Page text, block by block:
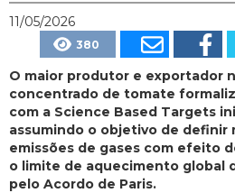
11/05/2026
380
O maior produtor e exportador
concentrado de tomate
com a Science Based Targets
assumindo o objetivo de definir
emissões de gases com efeito
o limite de aquecimento global
pelo Acordo de Paris.